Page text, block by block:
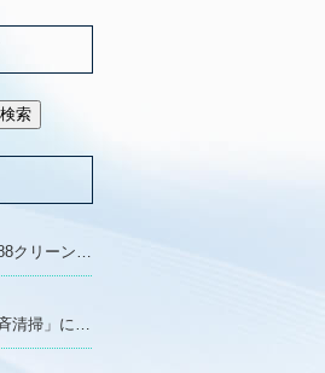
四国の道を美しく－「88クリーンウォーク四国」に参加しました!!
河川愛護月間「河川一斉清掃」に参加しました!!